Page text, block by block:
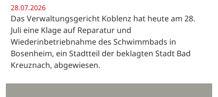
28.07.2026
Das Verwaltungsgericht Koblenz hat heute am 28.
Juli eine Klage auf Reparatur und
Wiederinbetriebnahme des Schwimmbads in
Bosenheim, ein Stadtteil der beklagten Stadt Bad
Kreuznach, abgewiesen.